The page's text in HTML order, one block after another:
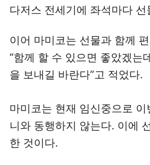
다저스 전세기에 좌석마다 선
이어 마미코는 선물과 함께
“함께 할 수 있으면 좋았겠는
을 보내길 바란다”고 적었다.
마미코는 현재 임신중으로
니와 동행하지 않는다. 이에
한 것이다.